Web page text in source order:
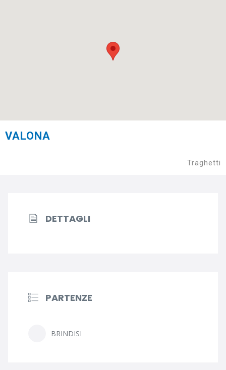
VALONA
Traghetti
DETTAGLI
PARTENZE
BRINDISI